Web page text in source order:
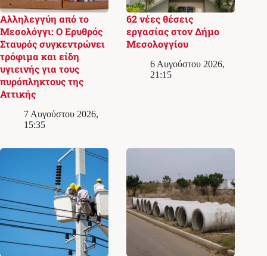
Αλληλεγγύη από το
Μεσολόγγι: Ο Ερυθρός
Σταυρός συγκεντρώνει
τρόφιμα και είδη
υγιεινής για τους
πυρόπληκτους της
Αττικής
7 Αυγούστου 2026,
15:35
62 νέες θέσεις
εργασίας στον Δήμο
Μεσολογγίου
6 Αυγούστου 2026,
21:15